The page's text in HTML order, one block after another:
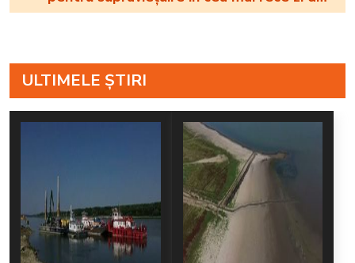
22 iulie din istoria României
ULTIMELE ȘTIRI